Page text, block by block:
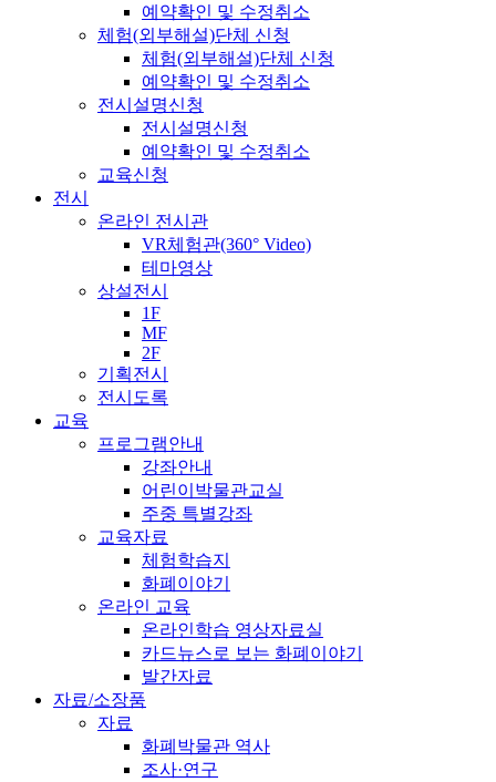
예약확인 및 수정취소
체험(외부해설)단체 신청
체험(외부해설)단체 신청
예약확인 및 수정취소
전시설명신청
전시설명신청
예약확인 및 수정취소
교육신청
전시
온라인 전시관
VR체험관(360° Video)
테마영상
상설전시
1F
MF
2F
기획전시
전시도록
교육
프로그램안내
강좌안내
어린이박물관교실
주중 특별강좌
교육자료
체험학습지
화폐이야기
온라인 교육
온라인학습 영상자료실
카드뉴스로 보는 화폐이야기
발간자료
자료/소장품
자료
화폐박물관 역사
조사·연구